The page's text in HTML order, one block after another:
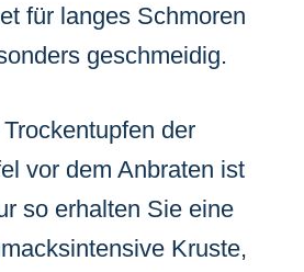
für langes Schmoren
geschmeidig.
der
vor dem Anbraten ist
so erhalten Sie eine
Kruste,